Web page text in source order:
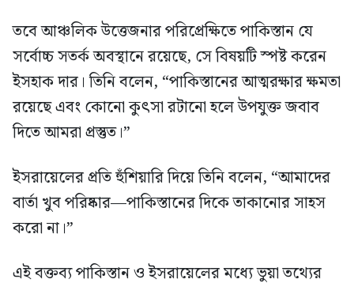
তবে আঞ্চলিক উত্তেজনার পরিপ্রেক্ষিতে পাকিস্তান যে
সর্বোচ্চ সতর্ক অবস্থানে রয়েছে, সে বিষয়টি স্পষ্ট করেন
ইসহাক দার। তিনি বলেন, “পাকিস্তানের আত্মরক্ষার ক্ষমতা
রয়েছে এবং কোনো কুৎসা রটানো হলে উপযুক্ত জবাব
দিতে আমরা প্রস্তুত।”
ইসরায়েলের প্রতি হুঁশিয়ারি দিয়ে তিনি বলেন, “আমাদের
বার্তা খুব পরিষ্কার—পাকিস্তানের দিকে তাকানোর সাহস
করো না।”
এই বক্তব্য পাকিস্তান ও ইসরায়েলের মধ্যে ভুয়া তথ্যের